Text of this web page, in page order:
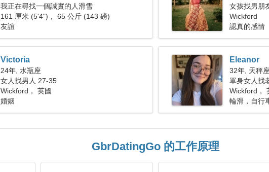
我正在尋找一個誠實的人滑雪
161 厘米 (5'4")， 65 公斤 (143 磅)
友誼
女孩找男朋
Wickford
認真的感情
Victoria
24年, 水瓶座
女人找男人 27-35
Wickford， 英國
婚姻
Eleanor
32年, 天秤座
單身女人找
Wickford，
輪滑，自行
GbrDatingGo 的工作原理